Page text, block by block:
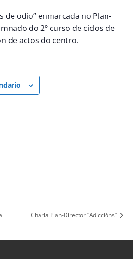
de odio” enmarcada no Plan-
do 2º curso de ciclos de
de actos do centro.
Charla Plan-Director “Adiccións”